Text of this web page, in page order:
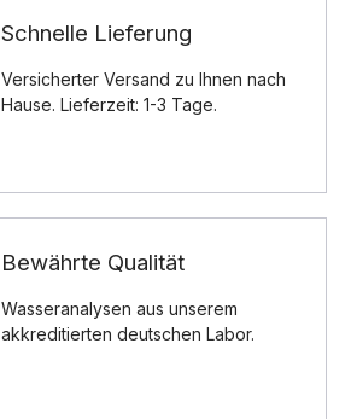
Schnelle Lieferung
Versicherter Versand zu Ihnen nach
Hause. Lieferzeit: 1-3 Tage.
Bewährte Qualität
Wasseranalysen aus unserem
akkreditierten deutschen Labor.